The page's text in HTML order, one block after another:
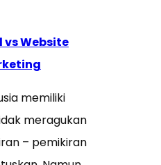
vs Website
memiliki
meragukan
– pemikiran